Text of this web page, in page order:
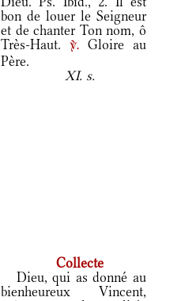
bon de louer le Seigneur
et de chanter Ton nom, ô
Très-Haut.
v.
Gloire au
Père.
XI. s.
Collecte
Dieu, qui as donné au
bienheureux Vincent,